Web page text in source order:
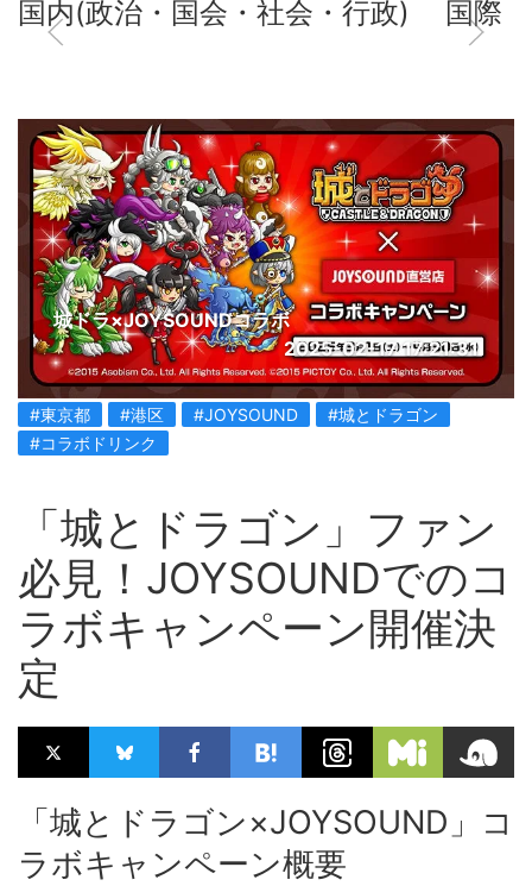
国内(政治・国会・社会・行政) 国際
城ドラ×JOYSOUNDコラボ
2025-02-17 17:21:31
#東京都 #港区 #JOYSOUND
#城とドラゴン
#コラボドリンク
「城とドラゴン」ファン
必見！JOYSOUNDでのコ
ラボキャンペーン開催決
定
「城とドラゴン×JOYSOUND」コ
ラボキャンペーン概要